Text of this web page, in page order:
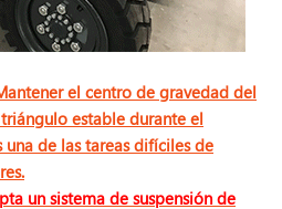
el centro de gravedad del
estable durante el
de las tareas difíciles de
un sistema de suspensión de